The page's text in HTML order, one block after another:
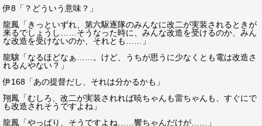
伊8「？どういう意味？」
龍鳳「きっといずれ、第六駆逐隊のみんなに改二が実装されるときが
来るでしょうし……そうなった時に、みんな改造を受けるのか、みん
な改造を受けないのか、それとも……」
龍驤「なるほどなぁ……。けど、うちが思うに少なくとも電は改造さ
れるんやない？」
伊168「あの提督だし、それは分かるかも」
翔鳳「むしろ、改二が実装されれば暁ちゃんも雷ちゃんも、すぐにで
も改造されそうですよね」
龍鳳「やっぱり、そうですよね……響ちゃんだけが……」